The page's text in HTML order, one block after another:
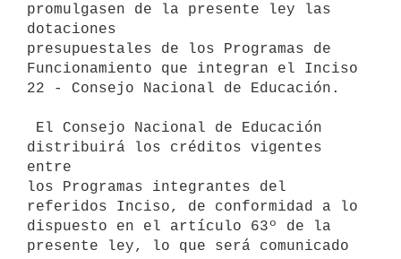
promulgasen de la presente ley las
dotaciones
presupuestales de los Programas de
Funcionamiento que integran el Inciso
22 - Consejo Nacional de Educación.
distribuirá los créditos vigentes
entre
los Programas integrantes del
referidos Inciso, de conformidad a lo
dispuesto en el artículo 63º de la
presente ley, lo que será comunicado